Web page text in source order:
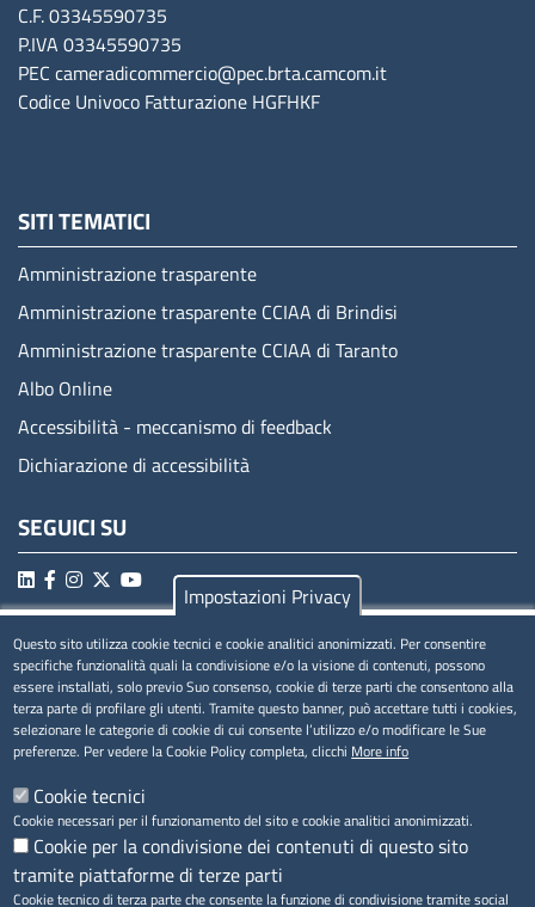
C.F. 03345590735
P.IVA 03345590735
PEC cameradicommercio@pec.brta.camcom.it
Codice Univoco Fatturazione HGFHKF
SITI TEMATICI
Amministrazione trasparente
Amministrazione trasparente CCIAA di Brindisi
Amministrazione trasparente CCIAA di Taranto
Albo Online
Accessibilità - meccanismo di feedback
Dichiarazione di accessibilità
SEGUICI SU
MENÚ PRIVACY
Privacy
Cookie
Note legali
Accesso riservato
Impostazioni Privacy
Questo sito utilizza cookie tecnici e cookie analitici anonimizzati. Per consentire
specifiche funzionalità quali la condivisione e/o la visione di contenuti, possono
essere installati, solo previo Suo consenso, cookie di terze parti che consentono alla
terza parte di profilare gli utenti. Tramite questo banner, può accettare tutti i cookies,
selezionare le categorie di cookie di cui consente l’utilizzo e/o modificare le Sue
preferenze. Per vedere la Cookie Policy completa, clicchi More info
Cookie tecnici
Cookie necessari per il funzionamento del sito e cookie analitici anonimizzati.
Cookie per la condivisione dei contenuti di questo sito
tramite piattaforme di terze parti
Cookie tecnico di terza parte che consente la funzione di condivisione tramite social